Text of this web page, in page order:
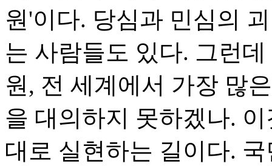
원'이다. 당심과 민심의
는 사람들도 있다. 그런
원, 전 세계에서 가장 많
을 대의하지 못하겠나.
대로 실현하는 길이다.